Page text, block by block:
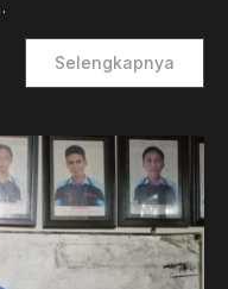
Selengkapnya